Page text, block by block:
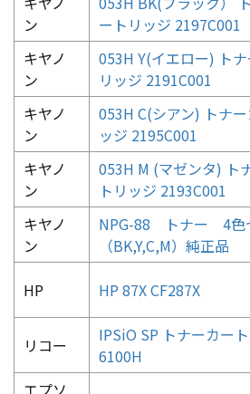
ン
ートリッジ 2197C001
キヤノ
ン
053H Y(イエロー) ト
リッジ 2191C001
キヤノ
ン
053H C(シアン) トナ
ッジ 2195C001
キヤノ
ン
053H M (マゼンタ) ト
トリッジ 2193C001
キヤノ
ン
NPG-88 トナー 4色
（BK,Y,C,M）純正品
HP HP 87X CF287X
リコー
IPSiO SP トナーカー
6100H
エプソ